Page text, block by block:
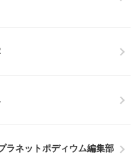
ラネットポディウム編集部